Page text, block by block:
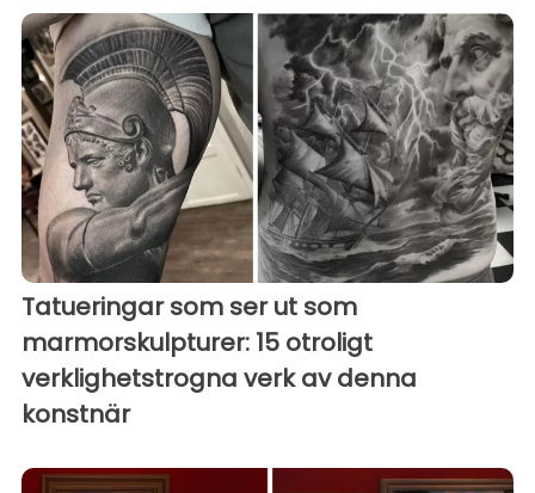
Tatueringar som ser ut som
marmorskulpturer: 15 otroligt
verklighetstrogna verk av denna
konstnär